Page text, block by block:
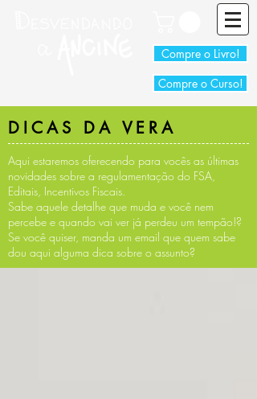
Compre o Livro!
Compre o Curso!
DICAS DA VERA
Aqui estaremos oferecendo para vocês as últimas
novidades sobre a regulamentação do FSA,
Editais, Incentivos Fiscais.
Sabe aquele detalhe que muda e você nem
percebe e quando vai ver já perdeu um tempão!?
Se você quiser, manda um email que quem sabe
dou aqui alguma dica sobre o assunto?